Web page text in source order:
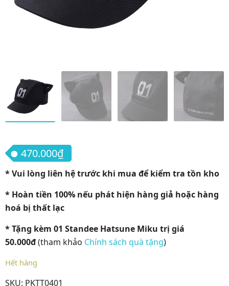
470.000₫
* Vui lòng liên hệ trước khi mua để kiểm tra tồn kho
* Hoàn tiền 100% nếu phát hiện hàng giả hoặc hàng
hoá bị thất lạc
* Tặng kèm 01 Standee Hatsune Miku trị giá
50.000đ(tham khảo Chính sách quà tặng)
Hết hàng
SKU: PKTT0401